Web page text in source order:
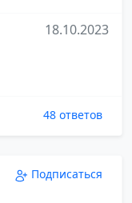
18.10.2023
48 ответов
Подписаться